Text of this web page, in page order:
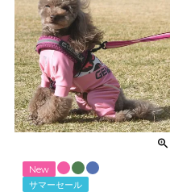
New
サマーセール